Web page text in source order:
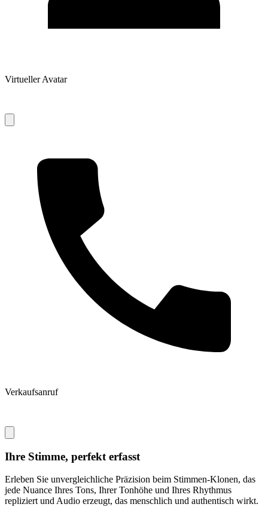
Virtueller Avatar
Verkaufsanruf
Ihre Stimme, perfekt erfasst
Erleben Sie unvergleichliche Präzision beim Stimmen-Klonen, das
jede Nuance Ihres Tons, Ihrer Tonhöhe und Ihres Rhythmus
repliziert und Audio erzeugt, das menschlich und authentisch wirkt.